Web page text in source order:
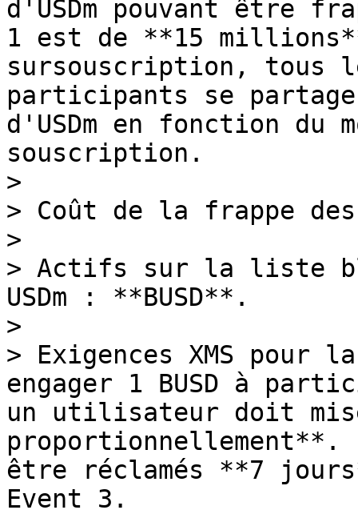
d'USDm pouvant être
1 est de **15
sursouscription, tous
participants se
d'USDm en fonction du
souscription.
>
> Coût de la frappe des
>
> Actifs sur la liste
USDm : **BUSD**.
>
> Exigences XMS
engager 1 BUSD à
un utilisateur doit
proportionnellement**.
être réclamés **7
Event 3.